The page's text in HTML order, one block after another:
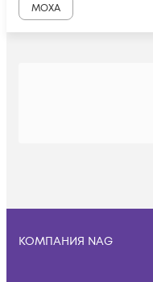
MOXA
КОМПАНИЯ NAG